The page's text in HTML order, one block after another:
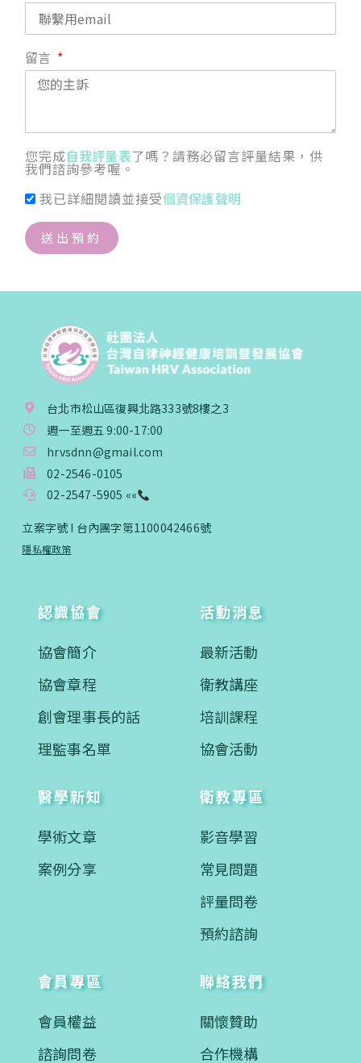
留言
您完成自我評量表了嗎？請務必留言評量結果，供
我們諮詢參考喔。
我已詳細閱讀並接受個資保護聲明
送出預約
台北市松山區復興北路333號8樓之3
週一至週五 9:00-17:00
hrvsdnn@gmail.com
02-2546-0105
02-2547-5905 ««
立案字號 I 台內團字第1100042466號
隱私權政策
認識協會
協會簡介
協會章程
創會理事長的話
理監事名單
活動消息
最新活動
衛教講座
培訓課程
協會活動
醫學新知
學術文章
案例分享
衛教專區
影音學習
常見問題
評量問卷
預約諮詢
會員專區
會員權益
諮詢問卷
聯絡我們
關懷贊助
合作機構